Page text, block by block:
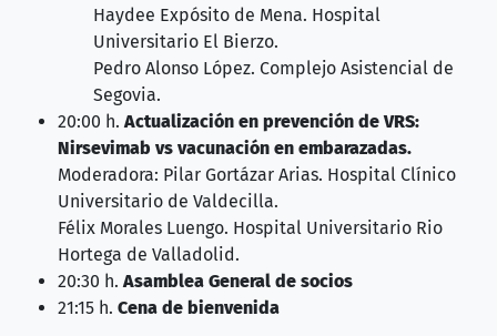
Haydee Expósito de Mena. Hospital
Universitario El Bierzo.
Pedro Alonso López. Complejo Asistencial de
Segovia.
20:00 h.Actualización en prevención de VRS:
Nirsevimab vs vacunación en embarazadas.
Moderadora: Pilar Gortázar Arias. Hospital Clínico
Universitario de Valdecilla.
Félix Morales Luengo. Hospital Universitario Rio
Hortega de Valladolid.
20:30 h.Asamblea General de socios
21:15 h. Cena de bienvenida